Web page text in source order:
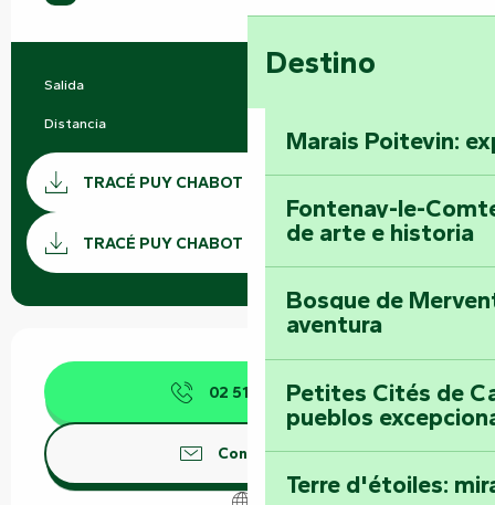
Destino
Marais Poitevin:
Fontenay-le-
de arte e historia
Bosque de
aventura
Petites Cités de
pueblos
Terre d'étoiles:
Información práctica
Salida
Distancia
Documentación
TRACÉ PUY CHABOT GPX
TRACÉ PUY CHABOT KML
Los
02 51 69 44▒▒
Contáctenos